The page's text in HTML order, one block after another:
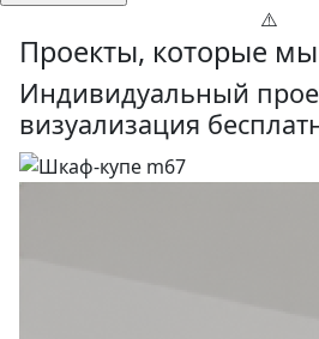
Проекты, которые
Индивидуальный
визуализация